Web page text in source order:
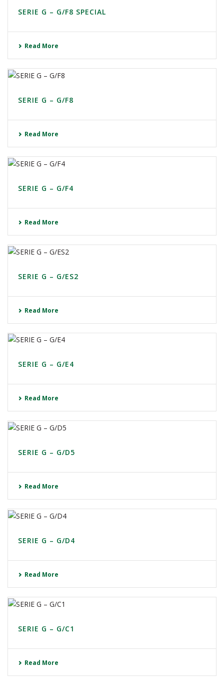
SERIE G – G/F8 SPECIAL
Read More
SERIE G – G/F8
Read More
SERIE G – G/F4
Read More
SERIE G – G/ES2
Read More
SERIE G – G/E4
Read More
SERIE G – G/D5
Read More
SERIE G – G/D4
Read More
SERIE G – G/C1
Read More